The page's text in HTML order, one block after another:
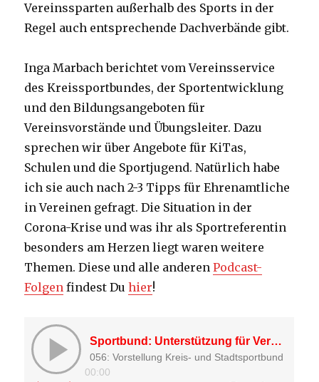
Vereinssparten außerhalb des Sports in der
Regel auch entsprechende Dachverbände gibt.
Inga Marbach berichtet vom Vereinsservice
des Kreissportbundes, der Sportentwicklung
und den Bildungsangeboten für
Vereinsvorstände und Übungsleiter. Dazu
sprechen wir über Angebote für KiTas,
Schulen und die Sportjugend. Natürlich habe
ich sie auch nach 2-3 Tipps für Ehrenamtliche
in Vereinen gefragt. Die Situation in der
Corona-Krise und was ihr als Sportreferentin
besonders am Herzen liegt waren weitere
Themen. Diese und alle anderenPodcast-
Folgen findest Duhier!